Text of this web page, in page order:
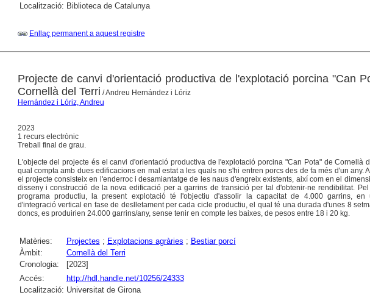
Localització: Biblioteca de Catalunya
Enllaç permanent a aquest registre
Projecte de canvi d'orientació productiva de l'explotació porcina "Can
Cornellà del Terri / Andreu Hernández i Lóriz
Hernández i Lóriz, Andreu
2023
1 recurs electrònic
Treball final de grau.
L'objecte del projecte és el canvi d'orientació productiva de l'explotació porcina "Can Pota" de Cornellà
qual compta amb dues edificacions en mal estat a les quals no s'hi entren porcs des de fa més d'un any.
el projecte consisteix en l'enderroc i desamiantatge de les naus d'engreix existents, així com en el
disseny i construcció de la nova edificació per a garrins de transició per tal d'obtenir-ne rendibilitat.
programa productiu, la present explotació té l'objectiu d'assolir la capacitat de 4.000 garrins, en
d'integració vertical en fase de deslletament per cada cicle productiu, el qual té una durada d'unes 8
doncs, es produirien 24.000 garrins/any, sense tenir en compte les baixes, de pesos entre 18 i 20 kg.
Matèries: Projectes ; Explotacions agràries ; Bestiar porcí
Àmbit:
Cornellà del Terri
Cronologia:
[2023]
Accés:
http://hdl.handle.net/10256/24333
Localització: Universitat de Girona